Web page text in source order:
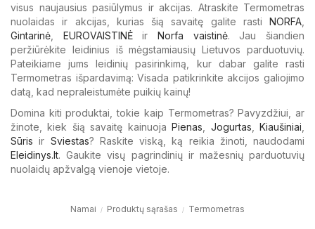
visus naujausius pasiūlymus ir akcijas. Atraskite Termometras
nuolaidas ir akcijas, kurias šią savaitę galite rasti NORFA
Gintarinė
EUROVAISTINĖirNorfa vaistinė. Jau šiandien
peržiūrėkite leidinius iš mėgstamiausių Lietuvos parduotuvių.
Pateikiame jums leidinių pasirinkimą, kur dabar galite rasti
Termometras išpardavimą: Visada patikrinkite akcijos galiojimo
datą, kad nepraleistumėte puikių kainų!
Domina kiti produktai, tokie kaip Termometras? Pavyzdžiui, ar
žinote, kiek šią savaitę kainuojaPienas Jogurtas ,Kiaušiniai
Sūris ir Sviestas? Raskite viską, ką reikia žinoti, naudodami
Eleidinys.lt. Gaukite visų pagrindinių ir mažesnių parduotuvių
nuolaidų apžvalgą vienoje vietoje.
Namai Produktų sąrašas Termometras